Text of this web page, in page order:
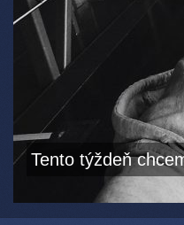
Tento týždeň